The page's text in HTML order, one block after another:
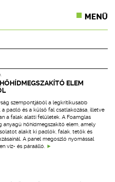
MENÜ
SEGÉDLETEK
ELEM
szempontjából a legkritikusabb
a padló és a külső fal csatlakozása, illetve
a falak alatti felületek. A Foamglas
anyagú hőhídmegszakító elem, amely
alakít ki padlók, falak, tetők és
A panel megoszló nyomással
víz- és páraálló.